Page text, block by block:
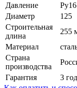
Давление
Ру16
Диаметр
125
Строительная
длина
255
Материал
Страна
производства
Гарантия
3